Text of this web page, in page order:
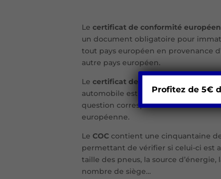
Lecertificat de conformité européen
un document obligatoire pour
tout pays européen en provenance
autre pays européen.
Lecertificat de conformité européen
automobile est un document
question correspond aux normes en
européenne.
LeCOC contient une cinquantaine
permettant de vérifier si celui-ci est
taille des pneus, la source d’énergie,
nombre de siège…
Profitez de 5€